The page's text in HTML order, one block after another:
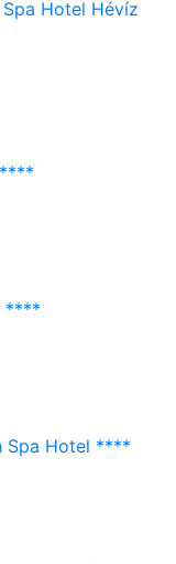
Hotel Hévíz
****
Spa Hotel ****